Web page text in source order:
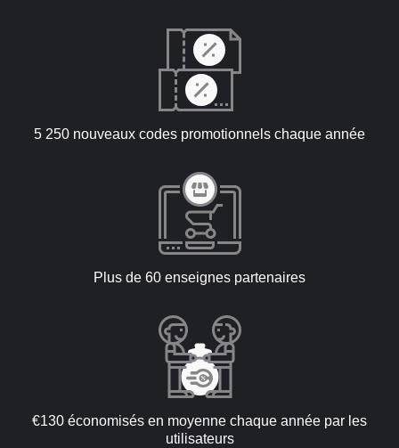
5 250 nouveaux codes promotionnels chaque année
Plus de 60 enseignes partenaires
€130 économisés en moyenne chaque année par les
utilisateurs